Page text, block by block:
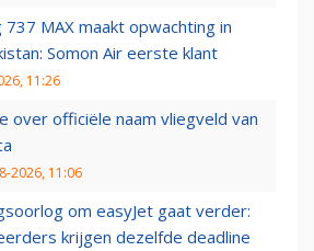
737 MAX maakt opwachting in
Somon Air eerste klant
11:26
over officiële naam vliegveld van
2026, 11:06
om easyJet gaat verder:
krijgen dezelfde deadline